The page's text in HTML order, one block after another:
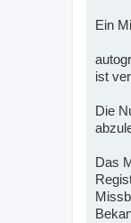
Ein
ist
Die
Das